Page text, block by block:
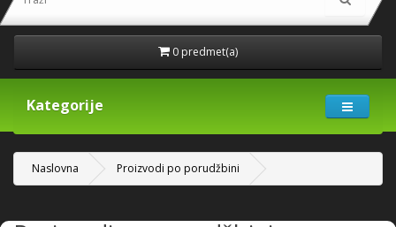
0 predmet(a)
Kategorije
Naslovna Proizvodi po porudžbini